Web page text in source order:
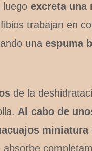
luego excreta una
trabajan en
una espuma
de la
Al cabo de
miniatura